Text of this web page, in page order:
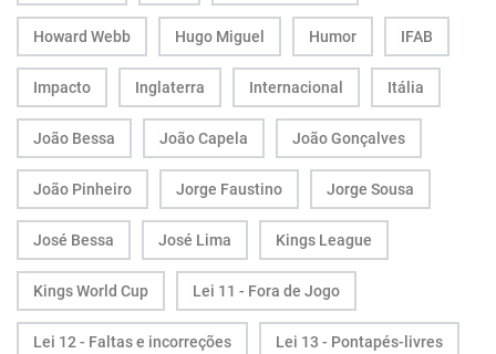
Howard Webb Hugo Miguel Humor IFAB
Impacto Inglaterra Internacional Itália
João Bessa João Capela João Gonçalves
João Pinheiro Jorge Faustino Jorge Sousa
José Bessa José Lima Kings League
Kings World Cup Lei 11 - Fora de Jogo
Lei 12 - Faltas e incorreções Lei 13 - Pontapés-livres